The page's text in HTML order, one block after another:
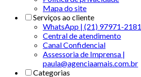
Mapa do site
Serviços ao cliente
WhatsApp | (21) 97971-2181
Central de atendimento
Canal Confidencial
Assessoria de Imprensa |
paula@agenciaamais.com.br
Categorias